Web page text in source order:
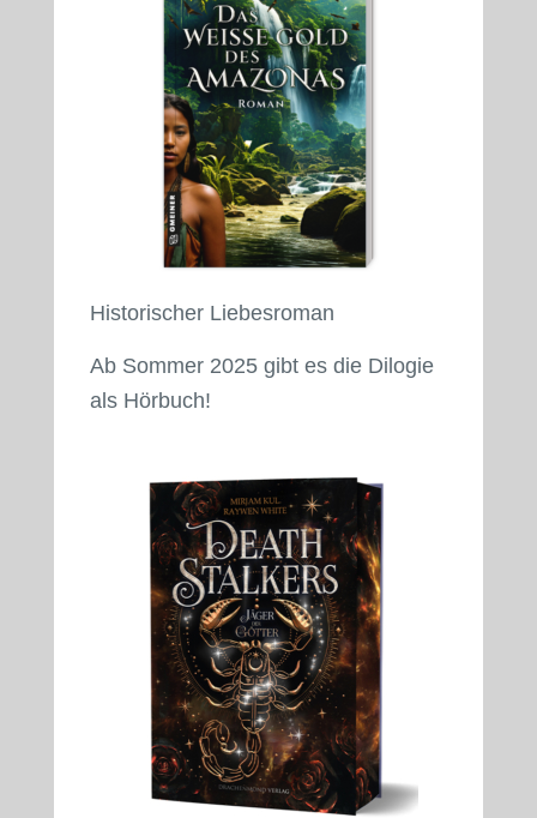
Historischer Liebesroman
Ab Sommer 2025 gibt es die Dilogie
als Hörbuch!